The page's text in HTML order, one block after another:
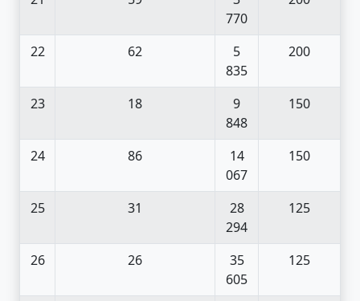
770
22 62
5
835
200
23 18
9
848
150
24 86
14
067
150
25 31
28
294
125
26 26
35
605
125